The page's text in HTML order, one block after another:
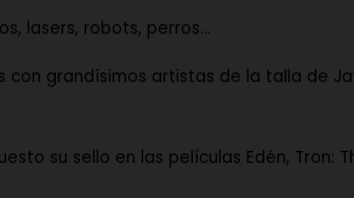
lasers, robots, perros…
con grandísimos artistas de la talla de
su sello en las películas Edén, Tron: